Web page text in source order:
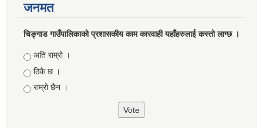
जनमत
चिङ्गाड गाउँपालिकाको प्रशासकीय काम कारवाही यहाँहरुलाई कस्तो लाग्छ ।
Choices
अति राम्रो ।
ठिकै छ ।
राम्रो छैन ।